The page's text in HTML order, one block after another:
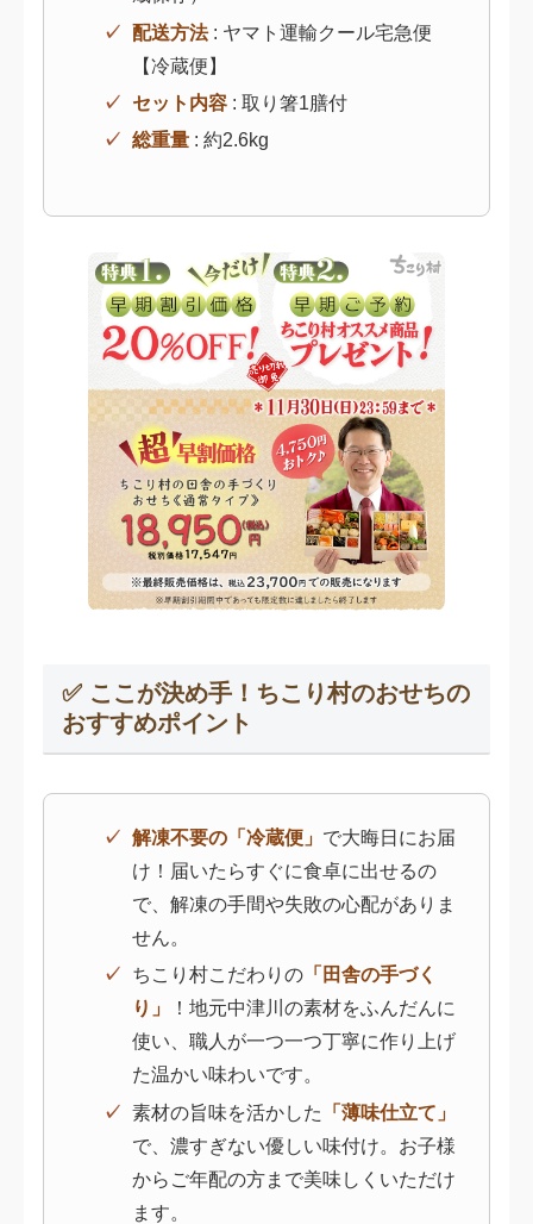
配送方法: ヤマト運輸クール宅急便
【冷蔵便】
セット内容 : 取り箸1膳付
総重量 : 約2.6kg
✅ ここが決め手！ちこり村のおせちの
おすすめポイント
解凍不要の「冷蔵便」 で大晦日にお届
け！届いたらすぐに食卓に出せるの
で、解凍の手間や失敗の心配がありま
せん。
ちこり村こだわりの 「田舎の手づく
り」
！地元中津川の素材をふんだんに
使い、職人が一つ一つ丁寧に作り上げ
た温かい味わいです。
素材の旨味を活かした
「薄味仕立て」
で、濃すぎない優しい味付け。お子様
からご年配の方まで美味しくいただけ
ます。